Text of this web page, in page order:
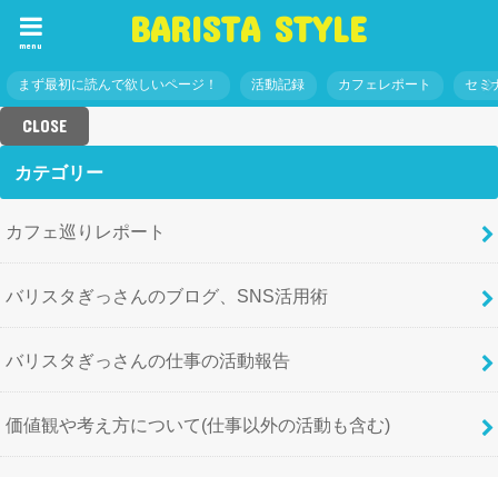
BARISTA STYLE
menu
まず最初に読んで欲しいページ！ 活動記録 カフェレポート セミ
CLOSE
カテゴリー
カフェ巡りレポート
バリスタぎっさんのブログ、SNS活用術
バリスタぎっさんの仕事の活動報告
価値観や考え方について(仕事以外の活動も含む)